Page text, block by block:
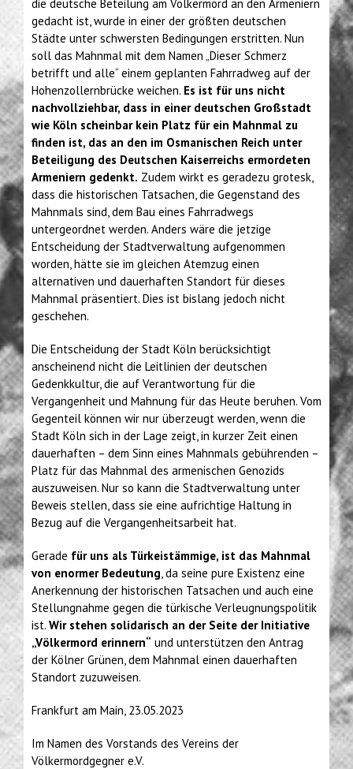
die deutsche Beteilung am Völkermord an den Armeniern
gedacht ist, wurde in einer der größten deutschen
Städte unter schwersten Bedingungen erstritten. Nun
soll das Mahnmal mit dem Namen „Dieser Schmerz
betrifft und alle“ einem geplanten Fahrradweg auf der
Hohenzollernbrücke weichen. Es ist für uns nicht
nachvollziehbar, dass in einer deutschen Großstadt
wie Köln scheinbar kein Platz für ein Mahnmal zu
finden ist, das an den im Osmanischen Reich unter
Beteiligung des Deutschen Kaiserreichs ermordeten
Armeniern gedenkt. Zudem wirkt es geradezu grotesk,
dass die historischen Tatsachen, die Gegenstand des
Mahnmals sind, dem Bau eines Fahrradwegs
untergeordnet werden. Anders wäre die jetzige
Entscheidung der Stadtverwaltung aufgenommen
worden, hätte sie im gleichen Atemzug einen
alternativen und dauerhaften Standort für dieses
Mahnmal präsentiert. Dies ist bislang jedoch nicht
geschehen.
Die Entscheidung der Stadt Köln berücksichtigt
anscheinend nicht die Leitlinien der deutschen
Gedenkkultur, die auf Verantwortung für die
Vergangenheit und Mahnung für das Heute beruhen. Vom
Gegenteil können wir nur überzeugt werden, wenn die
Stadt Köln sich in der Lage zeigt, in kurzer Zeit einen
dauerhaften – dem Sinn eines Mahnmals gebührenden –
Platz für das Mahnmal des armenischen Genozids
auszuweisen. Nur so kann die Stadtverwaltung unter
Beweis stellen, dass sie eine aufrichtige Haltung in
Bezug auf die Vergangenheitsarbeit hat.
Gerade für uns als Türkeistämmige, ist das Mahnmal
von enormer Bedeutung, da seine pure Existenz eine
Anerkennung der historischen Tatsachen und auch eine
Stellungnahme gegen die türkische Verleugnungspolitik
ist. Wir stehen solidarisch an der Seite der Initiative
„Völkermord erinnern“ und unterstützen den Antrag
der Kölner Grünen, dem Mahnmal einen dauerhaften
Standort zuzuweisen.
Frankfurt am Main, 23.05.2023
Im Namen des Vorstands des Vereins der
Völkermordgegner e.V.